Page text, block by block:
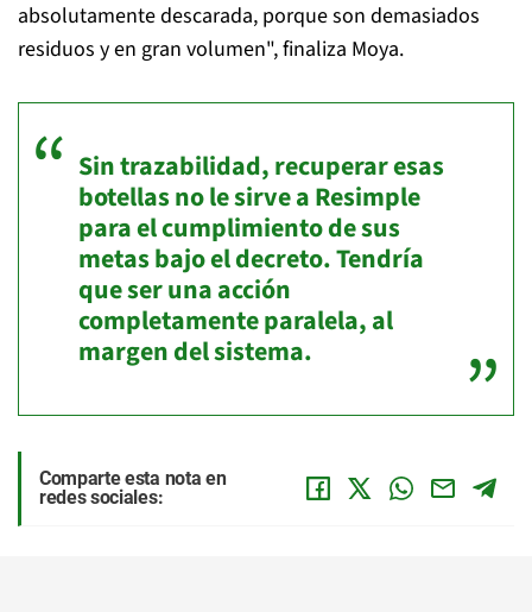
absolutamente descarada, porque son demasiados
residuos y en gran volumen", finaliza Moya.
Sin trazabilidad, recuperar esas
botellas no le sirve a Resimple
para el cumplimiento de sus
metas bajo el decreto. Tendría
que ser una acción
completamente paralela, al
margen del sistema.
Comparte esta nota en
redes sociales: